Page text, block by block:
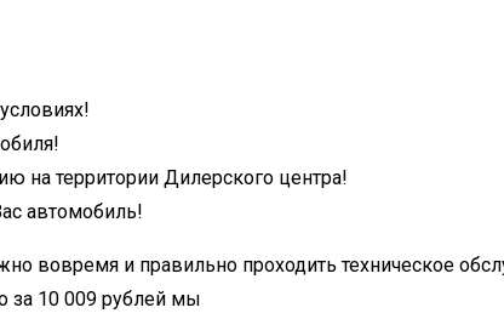
на территории Дилерского центра!
автомобиль!
вовремя и правильно проходить техническое
за 10 009 рублей мы